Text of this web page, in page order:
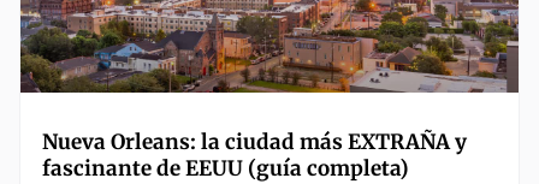
Nueva Orleans: la ciudad más EXTRAÑA y
fascinante de EEUU (guía completa)